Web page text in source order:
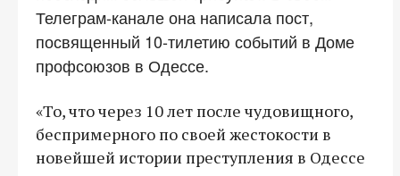
Телеграм-канале она написала пост,
посвященный 10-тилетию событий в Доме
профсоюзов в Одессе.
«То, что через 10 лет после чудовищного,
беспримерного по своей жестокости в
новейшей истории преступления в Одессе